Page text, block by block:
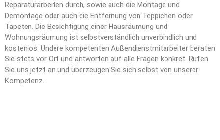
Reparaturarbeiten durch, sowie auch die Montage und
Demontage oder auch die Entfernung von Teppichen oder
Tapeten. Die Besichtigung einer Hausräumung und
Wohnungsräumung ist selbstverständlich unverbindlich und
kostenlos. Undere kompetenten Außendienstmitarbeiter beraten
Sie stets vor Ort und antworten auf alle Fragen konkret. Rufen
Sie uns jetzt an und überzeugen Sie sich selbst von unserer
Kompetenz.